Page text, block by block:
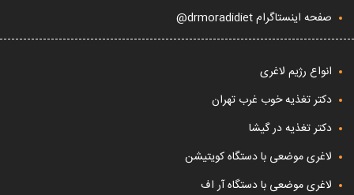
صفحه اینستاگرام drmoradidiet@
انواع رژیم لاغری
دکتر تغذیه خوب غرب تهران
دکتر تغذیه در گیشا
لاغری موضعی با دستگاه کویتیشن
لاغری موضعی با دستگاه آر اف